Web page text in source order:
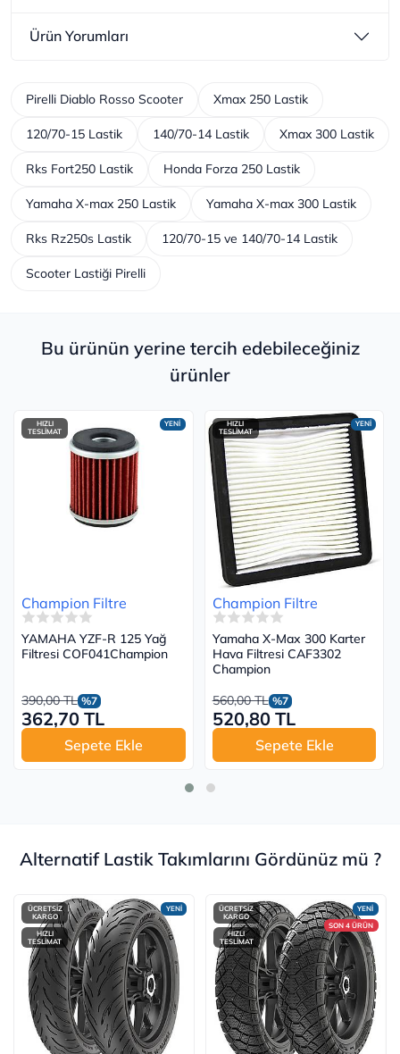
Ürün Yorumları
Pirelli Diablo Rosso Scooter Xmax 250 Lastik
120/70-15 Lastik 140/70-14 Lastik Xmax 300 Lastik
Rks Fort250 Lastik Honda Forza 250 Lastik
Yamaha X-max 250 Lastik Yamaha X-max 300 Lastik
Rks Rz250s Lastik 120/70-15 ve 140/70-14 Lastik
Scooter Lastiği Pirelli
Bu ürünün yerine tercih edebileceğiniz
ürünler
YENİ
HIZLI
TESLİMAT
Champion Filtre
YAMAHA YZF-R 125 Yağ
Filtresi COF041Champion
390,00 TL %7
362,70 TL
Sepete Ekle
YENİ
HIZLI
TESLİMAT
Champion Filtre
Yamaha X-Max 300 Karter
Hava Filtresi CAF3302
Champion
560,00 TL %7
520,80 TL
Sepete Ekle
Alternatif Lastik Takımlarını Gördünüz mü ?
YENİ
ÜCRETSİZ
KARGO
HIZLI
TESLİMAT
YENİ
SON 4 ÜRÜN
ÜCRETSİZ
KARGO
HIZLI
TESLİMAT